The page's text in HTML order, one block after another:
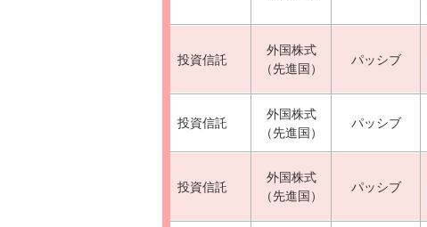
投資信託
外国株式
（先進国）
パッシブ
投資信託
外国株式
（先進国）
パッシブ
投資信託
外国株式
（先進国）
パッシブ